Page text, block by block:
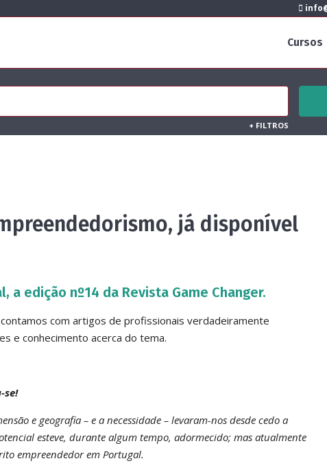
Cursos
+ FILTROS
já disponível
edição nº14 da Revista Game Changer.
com artigos de profissionais verdadeiramente
e conhecimento acerca do tema.
se!
e geografia – e a necessidade – levaram-nos desde cedo a
esteve, durante algum tempo, adormecido; mas atualmente
empreendedor em Portugal.